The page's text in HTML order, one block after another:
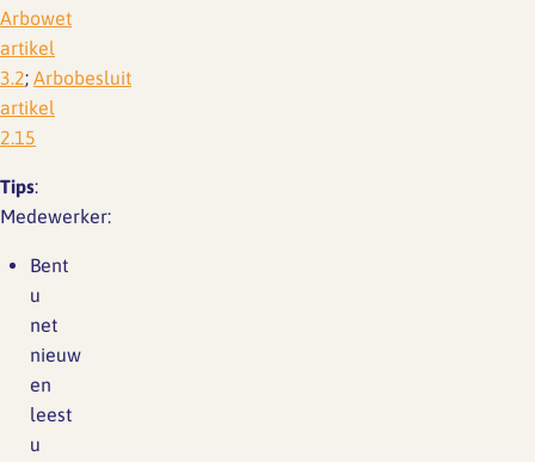
Arbowet
artikel
3.2; Arbobesluit
artikel
2.15
Tips:
Medewerker:
Bent
u
net
nieuw
en
leest
u